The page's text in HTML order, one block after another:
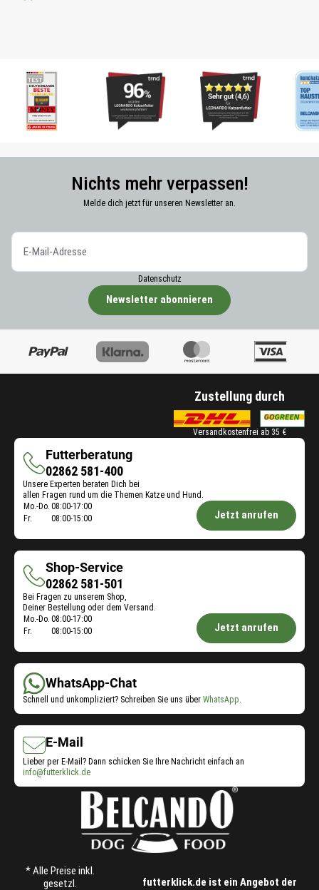
Nichts mehr verpassen!
Melde dich jetzt für unseren Newsletter an.
Datenschutz
Newsletter abonnieren
Zustellung durch
Versandkostenfrei ab 35 €
Futterberatung
Futterberatung
02862 581-400
Unsere Experten beraten Dich bei
allen Fragen rund um die Themen Katze und Hund.
Öffnungszeiten
Futterberatung:
Mo.-Do. 08:00-17:00
Fr.
08:00-15:00 Jetzt anrufen
Shop-Service
Shop-
Service
02862 581-501
Bei Fragen zu unserem Shop,
Deiner Bestellung oder dem Versand.
Öffnungszeiten
Shop-
Mo.-Do. 08:00-17:00
Fr.
08:00-15:00 Jetzt anrufen
WhatsApp-Chat
Schnell und unkompliziert? Schreiben Sie uns über WhatsApp
E-Mail
Lieber per E-Mail? Dann schicken Sie Ihre Nachricht einfach an
info@futterklick.de
* Alle Preise inkl.
gesetzl.
futterklick.de ist ein Angebot der